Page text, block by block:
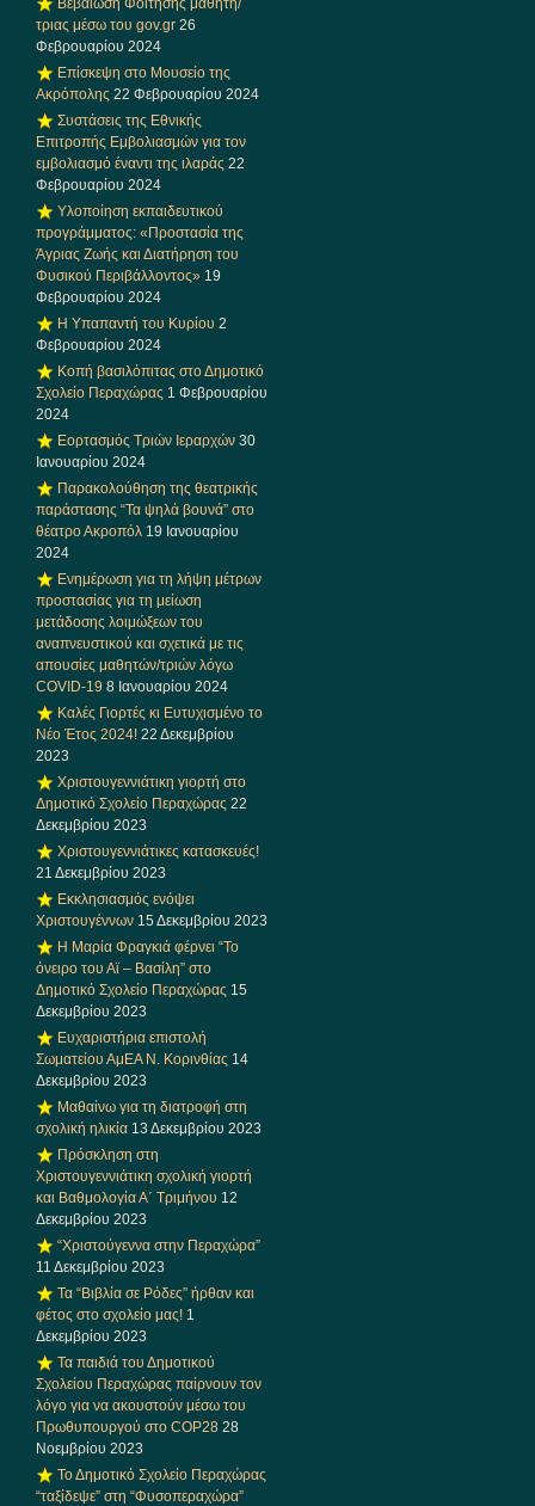
Βεβαίωση Φοίτησης μαθητή/
τριας μέσω του gov.gr 26
Φεβρουαρίου 2024
Επίσκεψη στο Μουσείο της
Ακρόπολης 22 Φεβρουαρίου 2024
Συστάσεις της Εθνικής
Επιτροπής Εμβολιασμών για τον
εμβολιασμό έναντι της ιλαράς 22
Φεβρουαρίου 2024
Υλοποίηση εκπαιδευτικού
προγράμματος: «Προστασία της
Άγριας Ζωής και Διατήρηση του
Φυσικού Περιβάλλοντος» 19
Φεβρουαρίου 2024
Η Υπαπαντή του Κυρίου 2
Φεβρουαρίου 2024
Κοπή βασιλόπιτας στο Δημοτικό
Σχολείο Περαχώρας 1 Φεβρουαρίου
2024
Εορτασμός Τριών Ιεραρχών 30
Ιανουαρίου 2024
Παρακολούθηση της θεατρικής
παράστασης “Τα ψηλά βουνά” στο
θέατρο Ακροπόλ 19 Ιανουαρίου
2024
Ενημέρωση για τη λήψη μέτρων
προστασίας για τη μείωση
μετάδοσης λοιμώξεων του
αναπνευστικού και σχετικά με τις
απουσίες μαθητών/τριών λόγω
COVID-19 8 Ιανουαρίου 2024
Καλές Γιορτές κι Ευτυχισμένο το
Νέο Έτος 2024! 22 Δεκεμβρίου
2023
Χριστουγεννιάτικη γιορτή στο
Δημοτικό Σχολείο Περαχώρας 22
Δεκεμβρίου 2023
Χριστουγεννιάτικες κατασκευές!
21 Δεκεμβρίου 2023
Εκκλησιασμός ενόψει
Χριστουγέννων 15 Δεκεμβρίου 2023
Η Μαρία Φραγκιά φέρνει “Το
όνειρο του Αϊ – Βασίλη” στο
Δημοτικό Σχολείο Περαχώρας 15
Δεκεμβρίου 2023
Ευχαριστήρια επιστολή
Σωματείου ΑμΕΑ Ν. Κορινθίας 14
Δεκεμβρίου 2023
Μαθαίνω για τη διατροφή στη
σχολική ηλικία 13 Δεκεμβρίου 2023
Πρόσκληση στη
Χριστουγεννιάτικη σχολική γιορτή
και Βαθμολογία Α΄ Τριμήνου 12
Δεκεμβρίου 2023
“Χριστούγεννα στην Περαχώρα”
11 Δεκεμβρίου 2023
Τα “Βιβλία σε Ρόδες” ήρθαν και
φέτος στο σχολείο μας! 1
Δεκεμβρίου 2023
Τα παιδιά του Δημοτικού
Σχολείου Περαχώρας παίρνουν τον
λόγο για να ακουστούν μέσω του
Πρωθυπουργού στο COP28 28
Νοεμβρίου 2023
Το Δημοτικό Σχολείο Περαχώρας
“ταξίδεψε” στη “Φυσοπεραχώρα”